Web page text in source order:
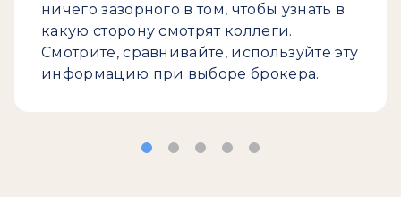
ничего зазорного в том, чтобы узнать в
какую сторону смотрят коллеги.
Смотрите, сравнивайте, используйте эту
информацию при выборе брокера.